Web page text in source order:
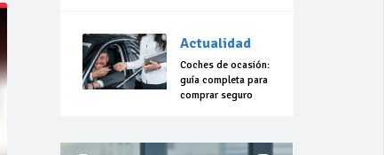
Actualidad
Coches de ocasión:
guía completa para
comprar seguro